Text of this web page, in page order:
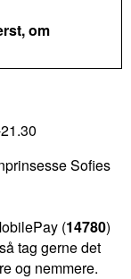
om
Sofies
(14780)
tag gerne det
og nemmere.